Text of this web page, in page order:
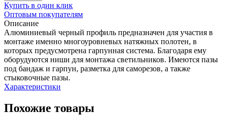
Купить в один клик
Оптовым покупателям
Описание
Алюминиевый черный профиль предназначен для участия в
монтаже именно многоуровневых натяжных полотен, в
которых предусмотрена гарпунная система. Благодаря ему
оборудуются ниши для монтажа светильников. Имеются пазы
под бандаж и гарпун, разметка для саморезов, а также
стыковочные пазы.
Характеристики
Похожие товары